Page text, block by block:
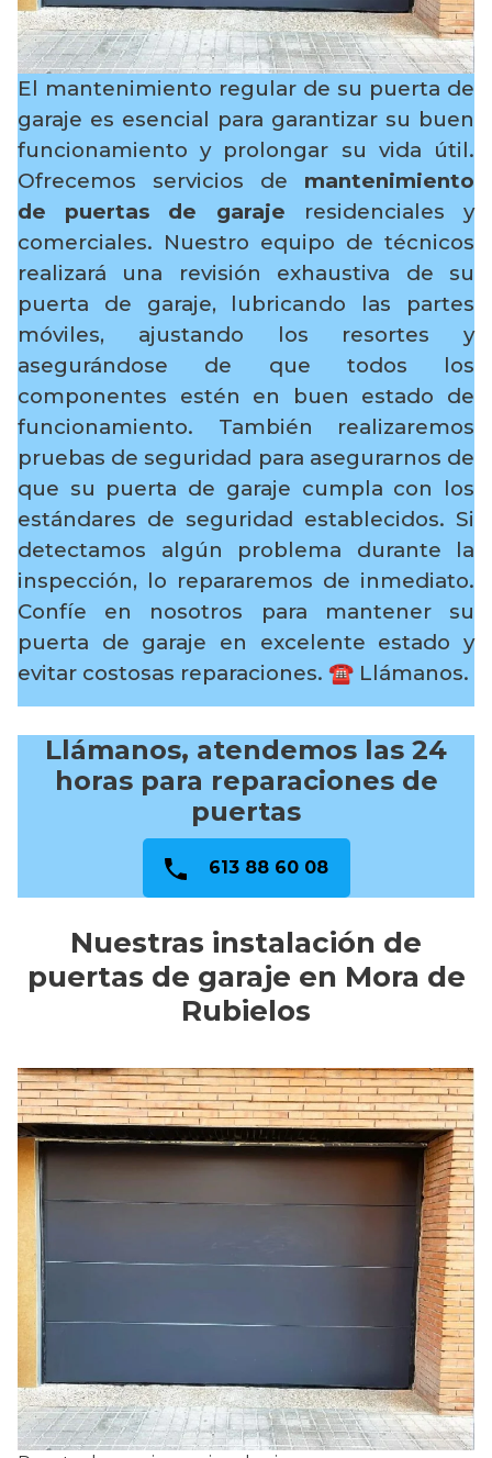
El mantenimiento regular de su puerta de
garaje es esencial para garantizar su buen
funcionamiento y prolongar su vida útil.
Ofrecemos servicios de mantenimiento
de puertas de garaje residenciales y
comerciales. Nuestro equipo de técnicos
realizará una revisión exhaustiva de su
puerta de garaje, lubricando las partes
móviles, ajustando los resortes y
asegurándose de que todos los
componentes estén en buen estado de
funcionamiento. También realizaremos
pruebas de seguridad para asegurarnos de
que su puerta de garaje cumpla con los
estándares de seguridad establecidos. Si
detectamos algún problema durante la
inspección, lo repararemos de inmediato.
Confíe en nosotros para mantener su
puerta de garaje en excelente estado y
evitar costosas reparaciones. ☎️ Llámanos.
Llámanos, atendemos las 24
horas para reparaciones de
puertas
613 88 60 08
Nuestras instalación de
puertas de garaje en Mora de
Rubielos